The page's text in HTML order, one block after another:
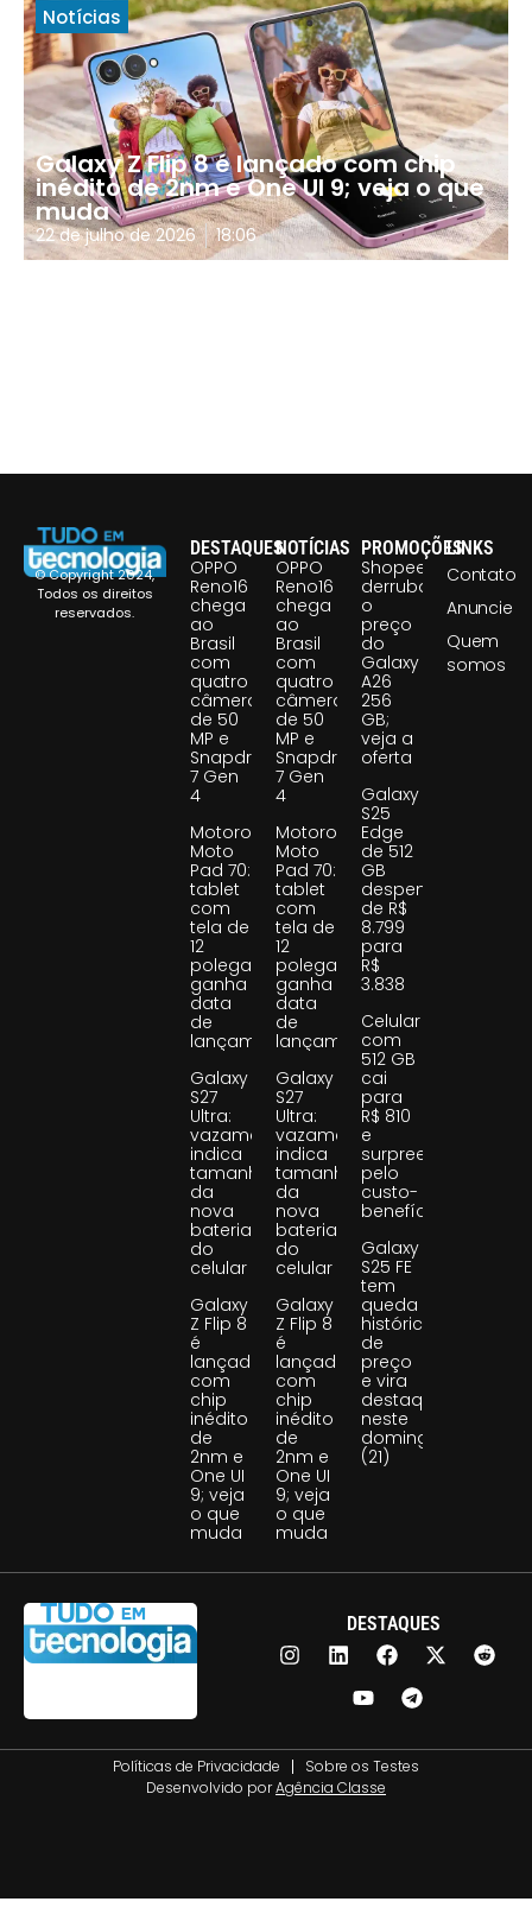
Notícias
Galaxy Z Flip 8 é lançado com chip
inédito de 2nm e One UI 9; veja o que
muda
22 de julho de 2026 18:06
© Copyright 2024,
Todos os direitos
reservados.
DESTAQUES
OPPO
Reno16
chega
ao
Brasil
com
quatro
câmeras
de 50
MP e
Snapdragon
7 Gen
4
Motorola
Moto
Pad 70:
tablet
com
tela de
12
polegadas
ganha
data
de
lançamento
Galaxy
S27
Ultra:
vazamento
indica
tamanho
da
nova
bateria
do
celular
Galaxy
Z Flip 8
é
lançado
com
chip
inédito
de
2nm e
One UI
9; veja
o que
muda
NOTÍCIAS
OPPO
Reno16
chega
ao
Brasil
com
quatro
câmeras
de 50
MP e
Snapdragon
7 Gen
4
Motorola
Moto
Pad 70:
tablet
com
tela de
12
polegadas
ganha
data
de
lançamento
Galaxy
S27
Ultra:
vazamento
indica
tamanho
da
nova
bateria
do
celular
Galaxy
Z Flip 8
é
lançado
com
chip
inédito
de
2nm e
One UI
9; veja
o que
muda
PROMOÇÕES
Shopee
derruba
o
preço
do
Galaxy
A26
256
GB;
veja a
oferta
Galaxy
S25
Edge
de 512
GB
despenca
de R$
8.799
para
R$
3.838
Celular
com
512 GB
cai
para
R$ 810
e
surpreende
pelo
custo-
benefício
Galaxy
S25 FE
tem
queda
histórica
de
preço
e vira
destaque
neste
domingo
(21)
LINKS
Contato
Anuncie
Quem
somos
DESTAQUES
Políticas de Privacidade
Sobre os Testes
Desenvolvido porAgência Classe